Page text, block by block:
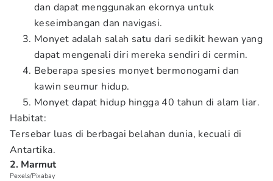
dan dapat menggunakan ekornya untuk
keseimbangan dan navigasi.
Monyet adalah salah satu dari sedikit hewan yang
dapat mengenali diri mereka sendiri di cermin.
Beberapa spesies monyet bermonogami dan
kawin seumur hidup.
Monyet dapat hidup hingga 40 tahun di alam liar.
Habitat:
Tersebar luas di berbagai belahan dunia, kecuali di
Antartika.
2. Marmut
Pexels/Pixabay